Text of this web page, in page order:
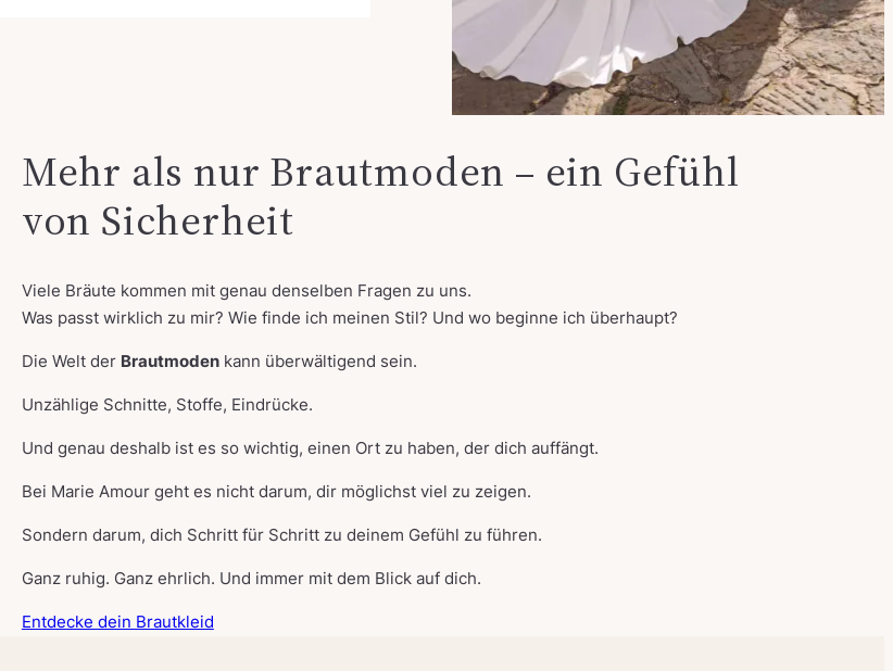
Mehr als nur Brautmoden – ein Gefühl
von Sicherheit
Viele Bräute kommen mit genau denselben Fragen zu uns.
Was passt wirklich zu mir? Wie finde ich meinen Stil? Und wo beginne ich überhaupt?
Die Welt der Brautmodenkann überwältigend sein.
Unzählige Schnitte, Stoffe, Eindrücke.
Und genau deshalb ist es so wichtig, einen Ort zu haben, der dich auffängt.
Bei Marie Amour geht es nicht darum, dir möglichst viel zu zeigen.
Sondern darum, dich Schritt für Schritt zu deinem Gefühl zu führen.
Ganz ruhig. Ganz ehrlich. Und immer mit dem Blick auf dich.
Entdecke dein Brautkleid